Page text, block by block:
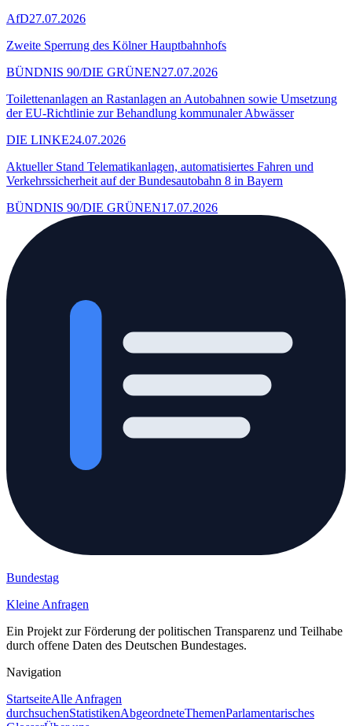
AfD27.07.2026
Zweite Sperrung des Kölner Hauptbahnhofs
BÜNDNIS 90/DIE GRÜNEN27.07.2026
Toilettenanlagen an Rastanlagen an Autobahnen sowie Umsetzung
der EU-Richtlinie zur Behandlung kommunaler Abwässer
DIE LINKE24.07.2026
Aktueller Stand Telematikanlagen, automatisiertes Fahren und
Verkehrssicherheit auf der Bundesautobahn 8 in Bayern
BÜNDNIS 90/DIE GRÜNEN17.07.2026
Bundestag
Kleine Anfragen
Ein Projekt zur Förderung der politischen Transparenz und Teilhabe
durch offene Daten des Deutschen Bundestages.
Navigation
StartseiteAlle Anfragen
durchsuchenStatistikenAbgeordneteThemenParlamentarisches